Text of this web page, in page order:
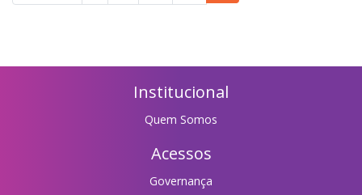
Institucional
Quem Somos
Acessos
Governança